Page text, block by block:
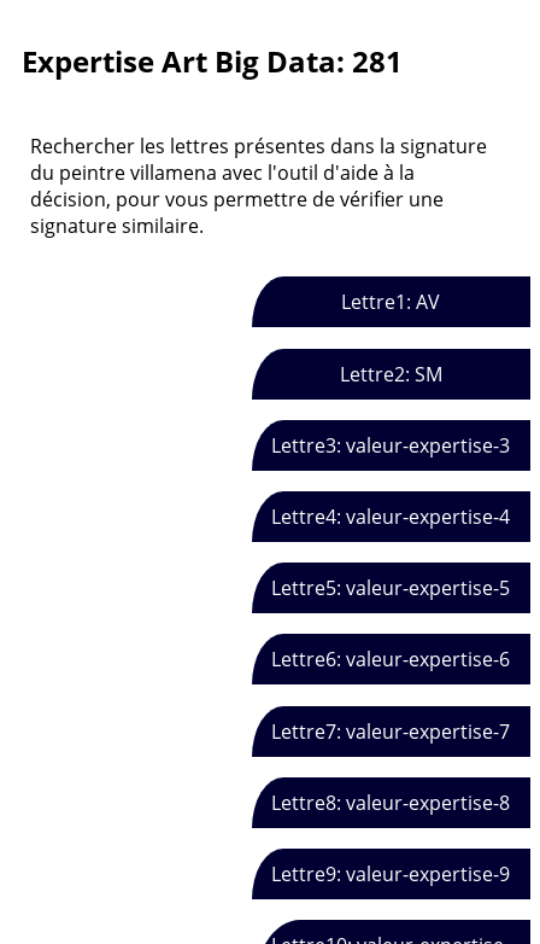
Expertise Art Big Data: 281
Rechercher les lettres présentes dans la signature
du peintre villamena avec l'outil d'aide à la
décision, pour vous permettre de vérifier une
signature similaire.
Lettre1: AV
Lettre2: SM
Lettre3: valeur-expertise-3
Lettre4: valeur-expertise-4
Lettre5: valeur-expertise-5
Lettre6: valeur-expertise-6
Lettre7: valeur-expertise-7
Lettre8: valeur-expertise-8
Lettre9: valeur-expertise-9